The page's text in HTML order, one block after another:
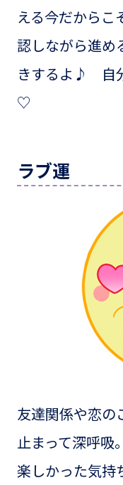
える今だからこ
認しながら進め
きするよ♪ 自
♡
ラブ運
友達関係や恋の
止まって深呼吸
楽しかった気持